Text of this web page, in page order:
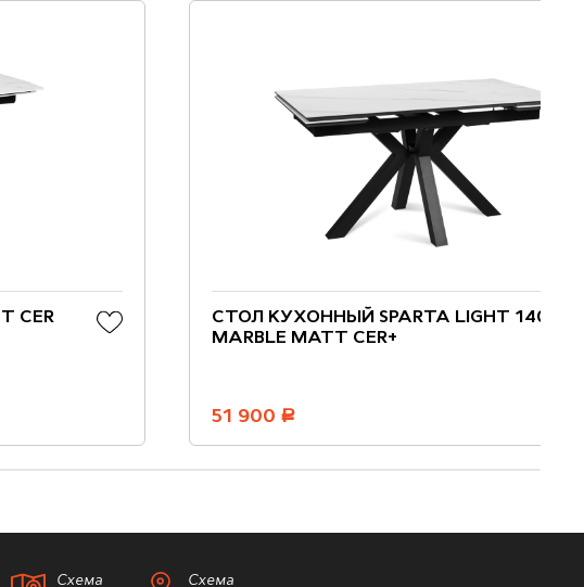
CER
СТОЛ КУХОННЫЙ SPARTA LIGHT 140
MARBLE MATT CER+
51 900 руб.
Схема Схема